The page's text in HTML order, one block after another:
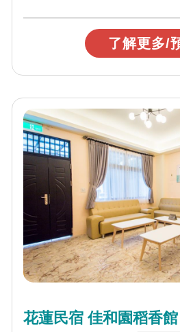
了解更多/
花蓮民宿 佳和園稻香館